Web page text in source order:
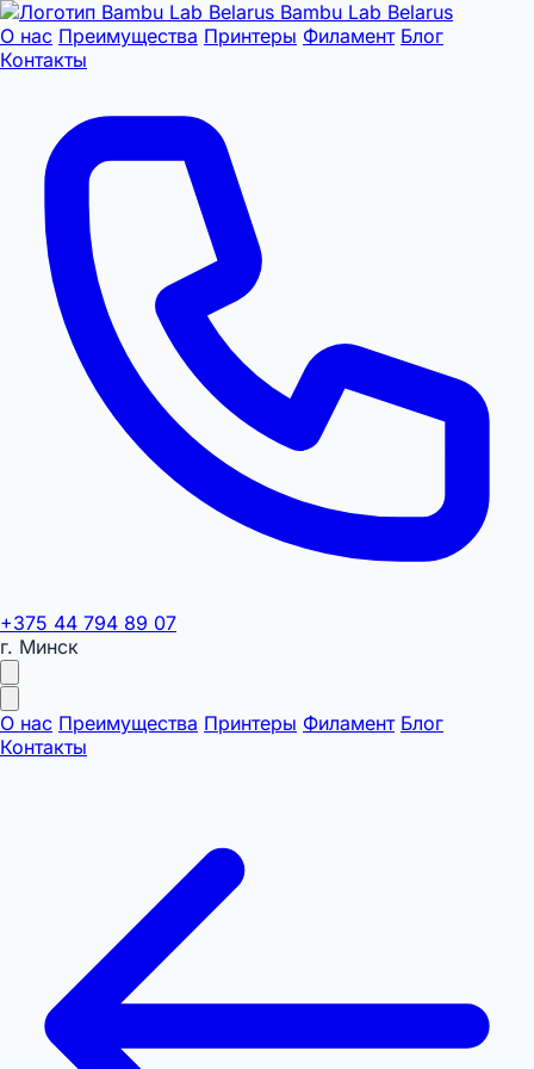
Bambu Lab Belarus
О нас Преимущества Принтеры Филамент Блог
Контакты
+375 44 794 89 07
г. Минск
О нас Преимущества Принтеры Филамент Блог
Контакты